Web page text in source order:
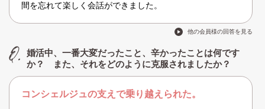
間を忘れて楽しく会話ができました。
他の会員様の回答を見る
婚活中、一番大変だったこと、辛かったことは何です
か？ また、それをどのように克服されましたか？
コンシェルジュの支えで乗り越えられた。